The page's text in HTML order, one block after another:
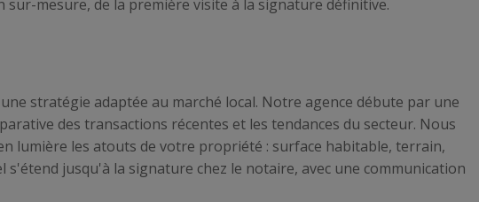
mesure, de la première visite à la signature définitive.
stratégie adaptée au marché local. Notre agence débute par une
des transactions récentes et les tendances du secteur. Nous
lumière les atouts de votre propriété : surface habitable, terrain,
jusqu'à la signature chez le notaire, avec une communication